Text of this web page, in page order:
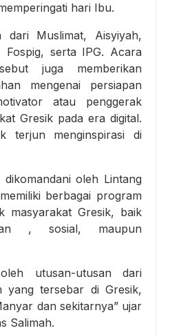
hari Ibu.
dari Muslimat, Aisyiyah,
Fospig, serta IPG. Acara
juga memberikan
mengenai persiapan
atau penggerak
Gresik pada era digital.
terjun menginspirasi di
oleh Lintang
berbagai program
masyarakat Gresik, baik
, sosial, maupun
utusan-utusan dari
yang tersebar di Gresik,
dan sekitarnya” ujar
Salimah.